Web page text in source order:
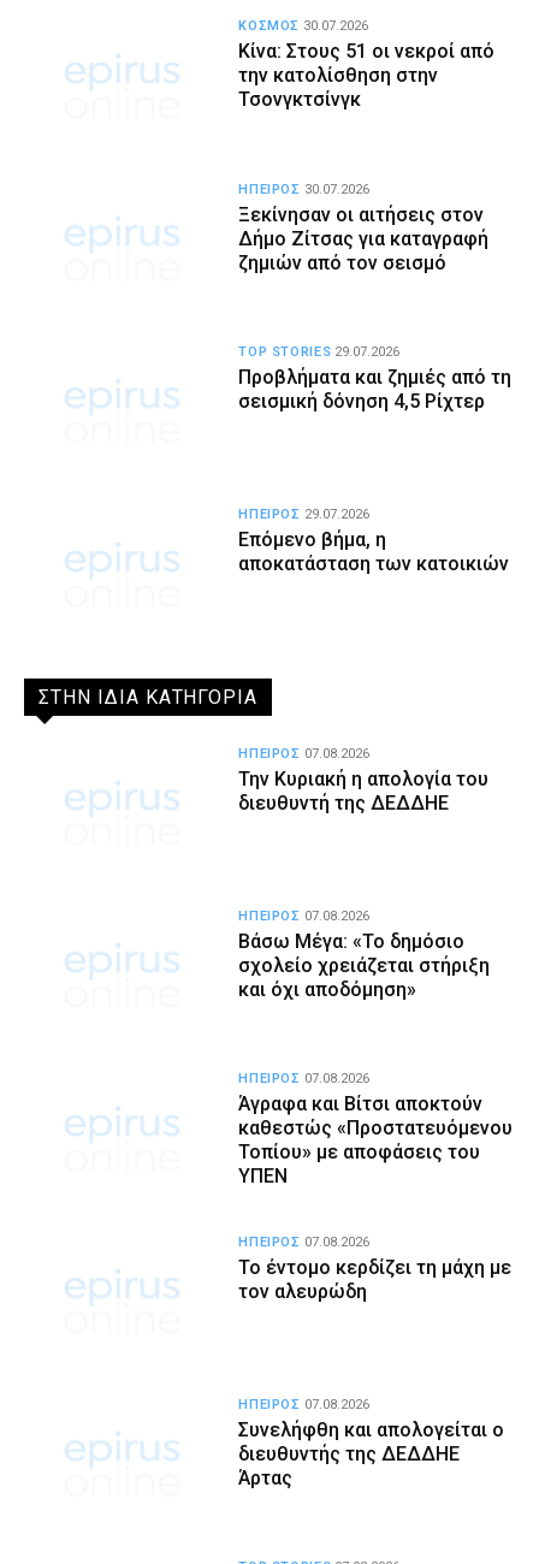
Κίνα: Στους 51 οι νεκροί από
την κατολίσθηση στην
Τσονγκτσίνγκ
ΚΟΣΜΟΣ 30.07.2026
Ξεκίνησαν οι αιτήσεις στον
Δήμο Ζίτσας για καταγραφή
ζημιών από τον σεισμό
ΗΠΕΙΡΟΣ 30.07.2026
Προβλήματα και ζημιές από τη
σεισμική δόνηση 4,5 Ρίχτερ
TOP STORIES 29.07.2026
Επόμενο βήμα, η
αποκατάσταση των κατοικιών
ΗΠΕΙΡΟΣ 29.07.2026
ΣΤΗΝ ΙΔΙΑ ΚΑΤΗΓΟΡΙΑ
Την Κυριακή η απολογία του
διευθυντή της ΔΕΔΔΗΕ
ΗΠΕΙΡΟΣ 07.08.2026
Βάσω Μέγα: «Το δημόσιο
σχολείο χρειάζεται στήριξη
και όχι αποδόμηση»
ΗΠΕΙΡΟΣ 07.08.2026
Άγραφα και Βίτσι αποκτούν
καθεστώς «Προστατευόμενου
Τοπίου» με αποφάσεις του
ΥΠΕΝ
ΗΠΕΙΡΟΣ 07.08.2026
Το έντομο κερδίζει τη μάχη με
τον αλευρώδη
ΗΠΕΙΡΟΣ 07.08.2026
Συνελήφθη και απολογείται ο
διευθυντής της ΔΕΔΔΗΕ
Άρτας
ΗΠΕΙΡΟΣ 07.08.2026